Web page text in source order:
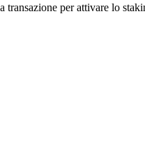
transazione per attivare lo